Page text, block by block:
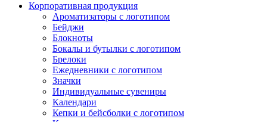
Корпоративная продукция
Ароматизаторы с логотипом
Бейджи
Блокноты
Бокалы и бутылки с логотипом
Брелоки
Ежедневники с логотипом
Значки
Индивидуальные сувениры
Календари
Кепки и бейсболки с логотипом